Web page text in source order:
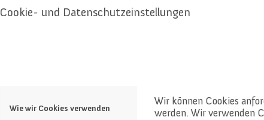
Cookie- und Datenschutzeinstellungen
Wie wir Cookies verwenden
Wir können Cookies
werden. Wir verwenden